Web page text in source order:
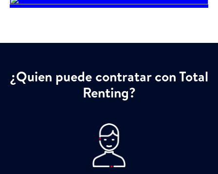
¿Quien puede contratar con Total
Renting?